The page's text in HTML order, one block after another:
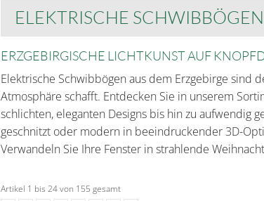
ELEKTRISCHE SCHWIBBÖGEN
ERZGEBIRGISCHE LICHTKUNST AUF
Elektrische Schwibbögen aus dem Erzgebirge sind
Atmosphäre schafft. Entdecken Sie in unserem
schlichten, eleganten Designs bis hin zu
geschnitzt oder modern in beeindruckender 3D-
Verwandeln Sie Ihre Fenster in strahlende
Artikel 1 bis 24 von 155 gesamt